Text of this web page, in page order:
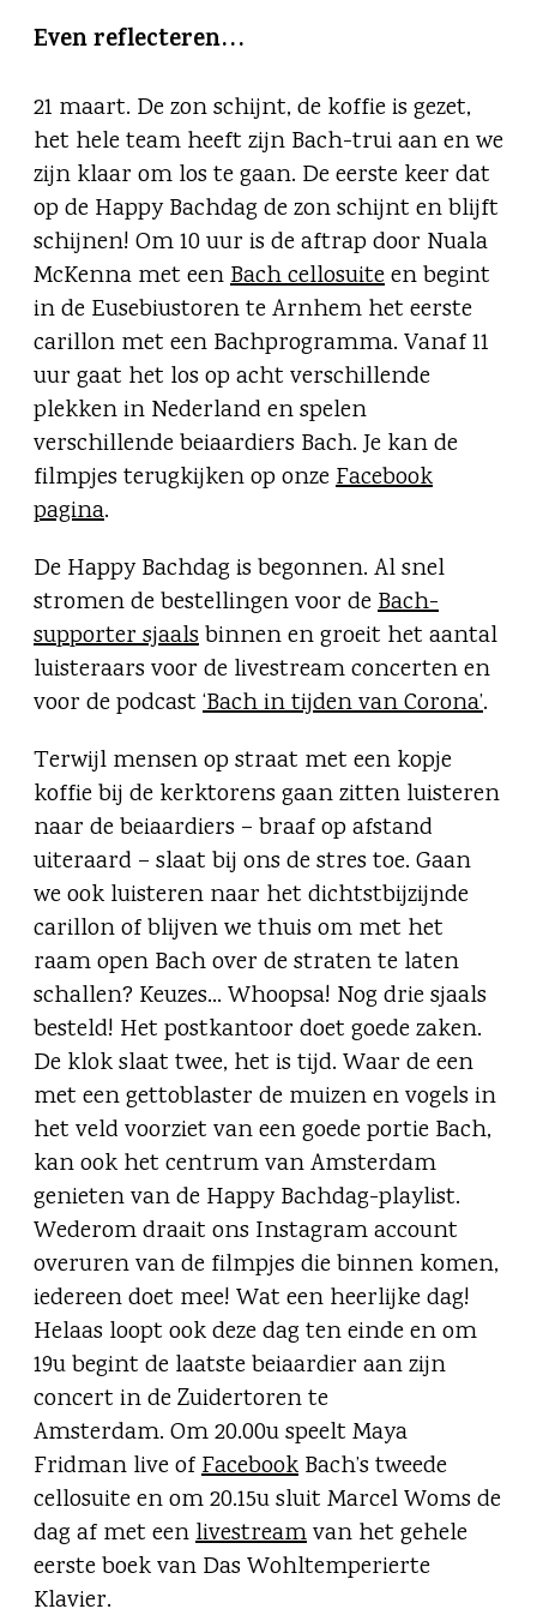
Even reflecteren…
21 maart. De zon schijnt, de koffie is gezet,
het hele team heeft zijn Bach-trui aan en we
zijn klaar om los te gaan. De eerste keer dat
op de Happy Bachdag de zon schijnt en blijft
schijnen! Om 10 uur is de aftrap door Nuala
McKenna met eenBach cellosuiteen begint
in de Eusebiustoren te Arnhem het eerste
carillon met een Bachprogramma. Vanaf 11
uur gaat het los op acht verschillende
plekken in Nederland en spelen
verschillende beiaardiers Bach. Je kan de
filmpjes terugkijken op onzeFacebook
pagina.
De Happy Bachdag is begonnen. Al snel
stromen de bestellingen voor deBach-
supporter sjaalsbinnen en groeit het aantal
luisteraars voor de livestream concerten en
voor de podcast ‘Bach in tijden van Corona’.
Terwijl mensen op straat met een kopje
koffie bij de kerktorens gaan zitten luisteren
naar de beiaardiers – braaf op afstand
uiteraard – slaat bij ons de stres toe. Gaan
we ook luisteren naar het dichtstbijzijnde
carillon of blijven we thuis om met het
raam open Bach over de straten te laten
schallen? Keuzes… Whoopsa! Nog drie sjaals
besteld! Het postkantoor doet goede zaken.
De klok slaat twee, het is tijd. Waar de een
met een gettoblaster de muizen en vogels in
het veld voorziet van een goede portie Bach,
kan ook het centrum van Amsterdam
genieten van de Happy Bachdag-playlist.
Wederom draait ons Instagram account
overuren van de filmpjes die binnen komen,
iedereen doet mee! Wat een heerlijke dag!
Helaas loopt ook deze dag ten einde en om
19u begint de laatste beiaardier aan zijn
concert in de Zuidertoren te
Amsterdam. Om 20.00u speelt Maya
Fridman live ofFacebook Bach’s tweede
cellosuite en om 20.15u sluit Marcel Woms de
dag af met eenlivestreamvan het gehele
eerste boek van Das Wohltemperierte
Klavier.